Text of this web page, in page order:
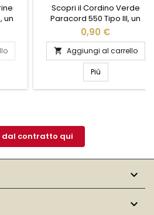
un
alta
un
Scopri il Cordino Verde
Paracord 550 Tipo III, un
accessorio essenziale per gli
amanti dell'avventura e del
fai-da-te. Realizzato con
materiali di alta qualità,
questo cordino offre una
resistenza eccezionale e una
versatilità senza pari. Perfetto
braccialetti e accessori
personalizzati. Con una
capacità di...
0,90 €
 Aggiungi al carrello
Più
dal contratto qui

